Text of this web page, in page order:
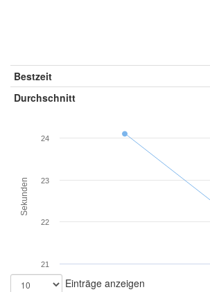
Bestzeit
Durchschnitt
Sekunden
21
22
23
24
Einträge anzeigen